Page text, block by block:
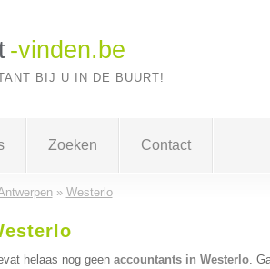
-vinden.be
BIJ U IN DE BUURT!
Zoeken Contact
» Westerlo
helaas nog geen accountants in Westerlo.